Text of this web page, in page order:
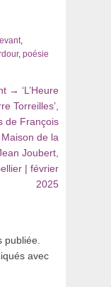
, poésie
→ Article
suivant
:
‘L’Heure
Torreilles’,
de François
de la
Joubert,
| février
2025
avec